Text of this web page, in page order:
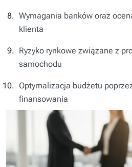
Wymagania banków oraz
klienta
Ryzyko rynkowe związane z
samochodu
Optymalizacja budżetu
finansowania